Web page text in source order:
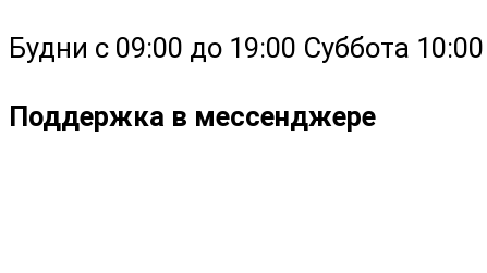
Будни с 09:00 до 19:00 Суббота
Поддержка в мессенджере